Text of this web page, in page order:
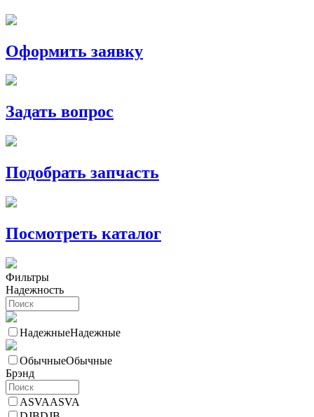
Оформить заявку
Задать вопрос
Подобрать запчасть
Посмотреть каталог
Фильтры
Надежность
НадежныеНадежные
ОбычныеОбычные
Брэнд
ASVAASVA